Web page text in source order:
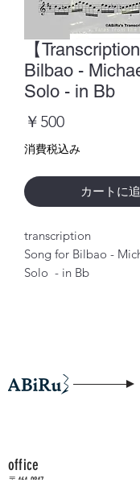
【
Bilbao -
Solo - in Bb
￥500価
格
消費税込み
カートに
transcription
Song for Bilbao -
Solo - in Bb
office
〒464-0847